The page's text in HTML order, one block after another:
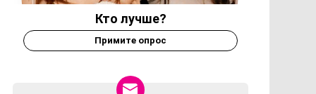
Кто лучше?
Примите опрос